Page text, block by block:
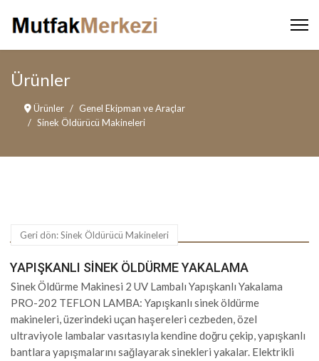
Ürünler
Ürünler
Genel Ekipman ve Araçlar
Sinek Öldürücü Makineleri
Geri dön: Sinek Öldürücü Makineleri
YAPIŞKANLI SINEK ÖLDÜRME YAKALAMA
Sinek Öldürme Makinesi 2 UV Lambalı Yapışkanlı Yakalama
PRO-202 TEFLON LAMBA: Yapışkanlı sinek öldürme
makineleri, üzerindeki uçan haşereleri cezbeden, özel
ultraviyole lambalar vasıtasıyla kendine doğru çekip, yapışkanlı
bantlara yapışmalarını sağlayarak sinekleri yakalar. Elektrikli